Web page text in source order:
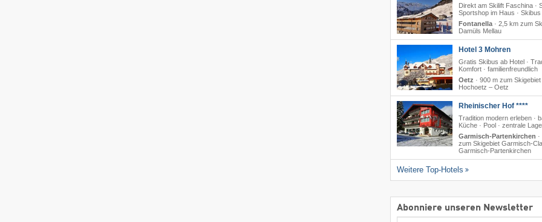
Direkt am Skilift Faschina ·
Sportshop im Haus · Skibus
Fontanella · 2,5 km zum
Damüls Mellau
Hotel 3 Mohren
Gratis Skibus ab Hotel ·
Komfort · familienfreundlich
Oetz · 900 m zum Skigebiet
Hochoetz – Oetz
Rheinischer Hof ****
Tradition modern erleben ·
Küche · Pool · zentrale Lage
Garmisch-Partenkirchen ·
zum Skigebiet Garmisch-
Garmisch-Partenkirchen
Weitere Top-Hotels
Abonniere unseren Newsletter